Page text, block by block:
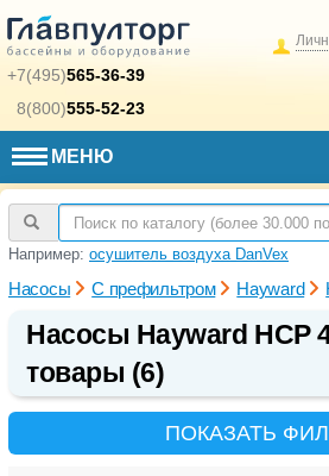
+7(495)565-36-39
8(800)555-52-23
МЕНЮ
Например: осушитель воздуха DanVex
Насосы С префильтром Hayward
Насосы Hayward HCP
товары (6)
ПОКАЗАТЬ